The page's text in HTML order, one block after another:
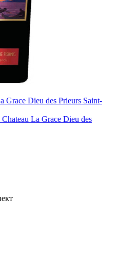
Dieu des Prieurs Saint-
Chateau La Grace Dieu des